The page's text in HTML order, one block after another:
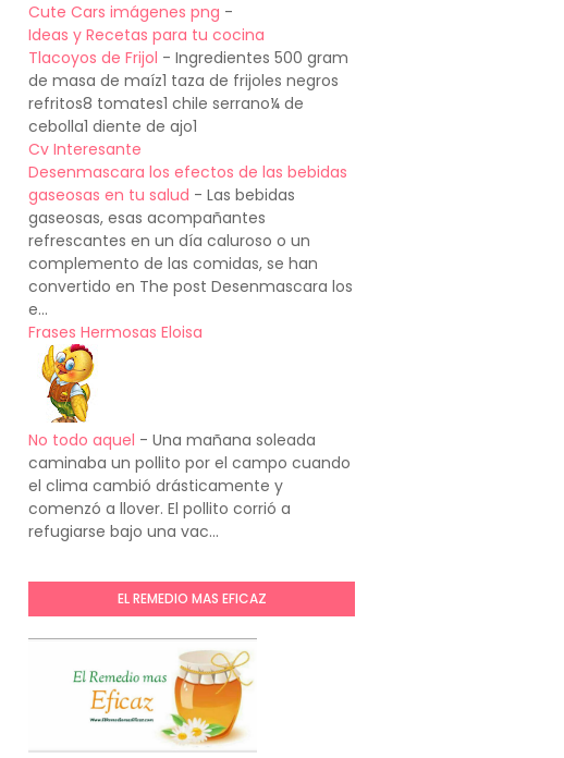
Cute Cars imágenes png -
Ideas y Recetas para tu cocina
Tlacoyos de Frijol - Ingredientes 500 gram
de masa de maíz1 taza de frijoles negros
refritos8 tomates1 chile serrano¼ de
cebolla1 diente de ajo1
Cv Interesante
Desenmascara los efectos de las bebidas
gaseosas en tu salud - Las bebidas
gaseosas, esas acompañantes
refrescantes en un día caluroso o un
complemento de las comidas, se han
convertido en The post Desenmascara los
e...
Frases Hermosas Eloisa
No todo aquel - Una mañana soleada
caminaba un pollito por el campo cuando
el clima cambió drásticamente y
comenzó a llover. El pollito corrió a
refugiarse bajo una vac...
EL REMEDIO MAS EFICAZ